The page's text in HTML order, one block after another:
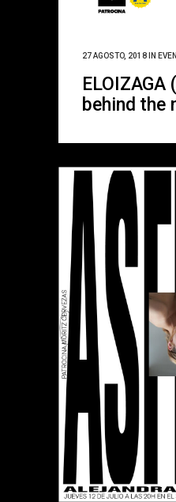
27 AGOSTO, 2018 IN
ELOIZAGA
behind the